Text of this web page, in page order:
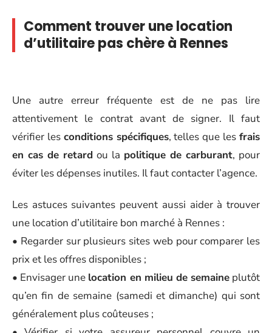
Comment trouver une location
d’utilitaire pas chère à Rennes
Une autre erreur fréquente est de ne pas lire
attentivement le contrat avant de signer. Il faut
vérifier les conditions spécifiques, telles que lesfrais
en cas de retard ou la politique de carburant, pour
éviter les dépenses inutiles. Il faut contacter l’agence.
Les astuces suivantes peuvent aussi aider à trouver
une location d’utilitaire bon marché à Rennes :
• Regarder sur plusieurs sites web pour comparer les
prix et les offres disponibles ;
• Envisager une location en milieu de semaineplutôt
qu’en fin de semaine (samedi et dimanche) qui sont
généralement plus coûteuses ;